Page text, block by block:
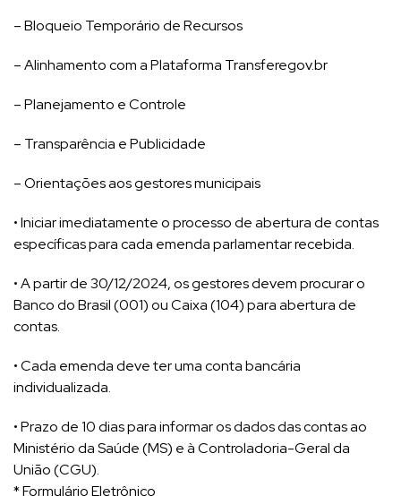
– Bloqueio Temporário de Recursos
– Alinhamento com a Plataforma Transferegov.br
– Planejamento e Controle
– Transparência e Publicidade
– Orientações aos gestores municipais
• Iniciar imediatamente o processo de abertura de contas
específicas para cada emenda parlamentar recebida.
• A partir de 30/12/2024, os gestores devem procurar o
Banco do Brasil (001) ou Caixa (104) para abertura de
contas.
• Cada emenda deve ter uma conta bancária
individualizada.
• Prazo de 10 dias para informar os dados das contas ao
Ministério da Saúde (MS) e à Controladoria-Geral da
União (CGU).
* Formulário Eletrônico